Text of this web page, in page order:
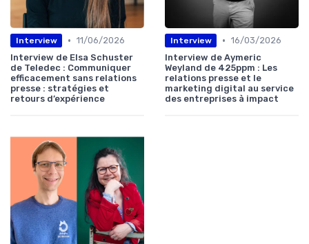
Interview • 11/06/2026
Interview de Elsa Schuster
de Teledec : Communiquer
efficacement sans relations
presse : stratégies et
retours d’expérience
Interview • 16/03/2026
Interview de Aymeric
Weyland de 425ppm : Les
relations presse et le
marketing digital au service
des entreprises à impact